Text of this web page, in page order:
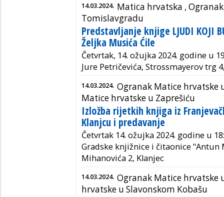
14.03.2024. Matica hrvatska ,
Tomislavgradu
Predstavljanje knjige LJUDI KOJI
Željka Musića Ćile
Četvrtak, 14. ožujka 2024. godine u
Jure Petričevića, Strossmayerov trg
14.03.2024. Ogranak Matice hrvatske
Matice hrvatske u Zaprešiću
Izložba rijetkih knjiga iz
Klanjcu i predavanje
Četvrtak 14. ožujka 2024. godine u
Gradske knjižnice i čitaonice "Antun
Mihanovića 2, Klanjec
14.03.2024. Ogranak Matice hrvatske
hrvatske u Slavonskom Kobašu